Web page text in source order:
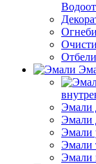
Эмали
Эмали
Эмали
Эмали
Эмали